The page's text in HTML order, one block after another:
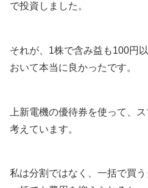
で投資しました。
それが、1株で含み益も100円
おいて本当に良かったです。
上新電機の優待券を使って、
考えています。
私は分割ではなく、一括で買